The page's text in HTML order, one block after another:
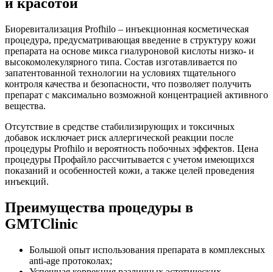
Биоревитализация Profhilo – инъекционная косметическая
процедура, предусматривающая введение в структуру кожи
препарата на основе микса гиалуроновой кислоты низко- и
высокомолекулярного типа. Состав изготавливается по
запатентованной технологии на условиях тщательного
контроля качества и безопасности, что позволяет получить
препарат с максимально возможной концентрацией активного
вещества.
Отсутствие в средстве стабилизирующих и токсичных
добавок исключает риск аллергической реакции после
процедуры Profhilo и вероятность побочных эффектов. Цена
процедуры Профайло рассчитывается с учетом имеющихся
показаний и особенностей кожи, а также целей проведения
инъекций.
Преимущества процедуры в
GMTClinic
Большой опыт использования препарата в комплексных
anti-age протоколах;